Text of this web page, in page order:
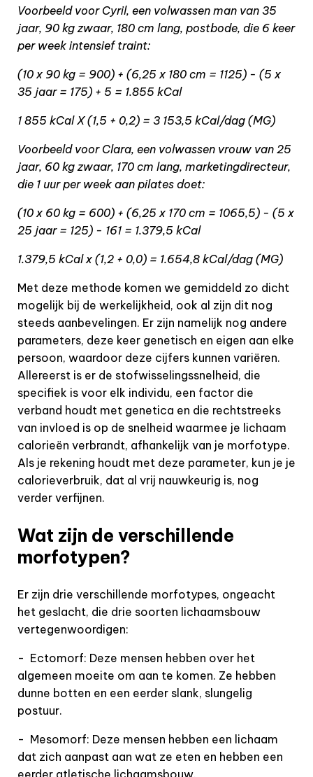
Voorbeeld voor Cyril, een volwassen man van 35
jaar, 90 kg zwaar, 180 cm lang, postbode, die 6 keer
per week intensief traint:
(10 x 90 kg = 900) + (6,25 x 180 cm = 1125) - (5 x
35 jaar = 175) + 5 = 1.855 kCal
1 855 kCal X (1,5 + 0,2) = 3 153,5 kCal/dag (MG)
Voorbeeld voor Clara, een volwassen vrouw van 25
jaar, 60 kg zwaar, 170 cm lang, marketingdirecteur,
die 1 uur per week aan pilates doet:
(10 x 60 kg = 600) + (6,25 x 170 cm = 1065,5) - (5 x
25 jaar = 125) - 161 = 1.379,5 kCal
1.379,5 kCal x (1,2 + 0,0) = 1.654,8 kCal/dag (MG)
Met deze methode komen we gemiddeld zo dicht
mogelijk bij de werkelijkheid, ook al zijn dit nog
steeds aanbevelingen. Er zijn namelijk nog andere
parameters, deze keer genetisch en eigen aan elke
persoon, waardoor deze cijfers kunnen variëren.
Allereerst is er de stofwisselingssnelheid, die
specifiek is voor elk individu, een factor die
verband houdt met genetica en die rechtstreeks
van invloed is op de snelheid waarmee je lichaam
calorieën verbrandt, afhankelijk van je morfotype.
Als je rekening houdt met deze parameter, kun je je
calorieverbruik, dat al vrij nauwkeurig is, nog
verder verfijnen.
Wat zijn de verschillende
morfotypen?
Er zijn drie verschillende morfotypes, ongeacht
het geslacht, die drie soorten lichaamsbouw
vertegenwoordigen:
- Ectomorf: Deze mensen hebben over het
algemeen moeite om aan te komen. Ze hebben
dunne botten en een eerder slank, slungelig
postuur.
- Mesomorf: Deze mensen hebben een lichaam
dat zich aanpast aan wat ze eten en hebben een
eerder atletische lichaamsbouw.